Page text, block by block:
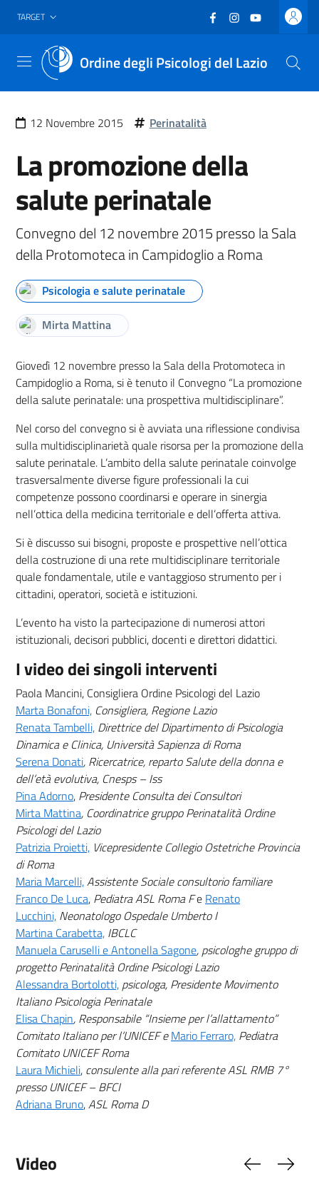
Vai al header
Vai al contenuto principale
Vai al footer
TARGET Facebook
(nuova scheda -
Instagram
(nuova scheda
YouTube
(nuova
Ordine degli Psicologi del Lazio
Menu
12 Novembre 2015 Perinatalità
La promozione della
salute perinatale
Convegno del 12 novembre 2015 presso la Sala
della Protomoteca in Campidoglio a Roma
Psicologia e salute perinatale
Mirta Mattina
Giovedì 12 novembre presso la Sala della Protomoteca in
Campidoglio a Roma, si è tenuto il Convegno “La promozione
della salute perinatale: una prospettiva multidisciplinare”.
Nel corso del convegno si è avviata una riflessione condivisa
sulla multidisciplinarietà quale risorsa per la promozione della
salute perinatale. L’ambito della salute perinatale coinvolge
trasversalmente diverse figure professionali la cui
competenze possono coordinarsi e operare in sinergia
nell’ottica della medicina territoriale e dell’offerta attiva.
Si è discusso sui bisogni, proposte e prospettive nell’ottica
della costruzione di una rete multidisciplinare territoriale
quale fondamentale, utile e vantaggioso strumento per i
cittadini, operatori, società e istituzioni.
L’evento ha visto la partecipazione di numerosi attori
istituzionali, decisori pubblici, docenti e direttori didattici.
I video dei singoli interventi
Paola Mancini, Consigliera Ordine Psicologi del Lazio
Marta Bonafoni,(nuova scheda - new tab)
Consigliera, Regione Lazio
Renata Tambelli,(nuova scheda - new tab)
Direttrice del Dipartimento di Psicologia
Dinamica e Clinica, Università Sapienza di Roma
Serena Donati(nuova scheda - new tab)
, Ricercatrice, reparto Salute della donna e
dell’età evolutiva, Cnesps – Iss
Pina Adorno(nuova scheda - new tab)
, Presidente Consulta dei Consultori
Mirta Mattina(nuova scheda - new tab)
, Coordinatrice gruppo Perinatalità Ordine
Psicologi del Lazio
Patrizia Proietti,(nuova scheda - new tab)
Vicepresidente Collegio Ostetriche Provincia
di Roma
Maria Marcelli,Assistente Sociale consultorio familiare
Franco De Luca, Pediatra ASL Roma Fe Renato
Lucchini, Neonatologo Ospedale Umberto I
Martina Carabetta, IBCLC
Manuela Caruselli e Antonella Sagone, psicologhe gruppo di
progetto Perinatalità Ordine Psicologi Lazio
Alessandra Bortolotti, psicologa, Presidente Movimento
Italiano Psicologia Perinatale
Elisa Chapin, Responsabile “Insieme per l’allattamento”
Comitato Italiano per l’UNICEF eMario Ferraro, Pediatra
Comitato UNICEF Roma
Laura Michieli, consulente alla pari referente ASL RMB 7°
presso UNICEF – BFCI
Adriana Bruno,ASL Roma D
Video Slide